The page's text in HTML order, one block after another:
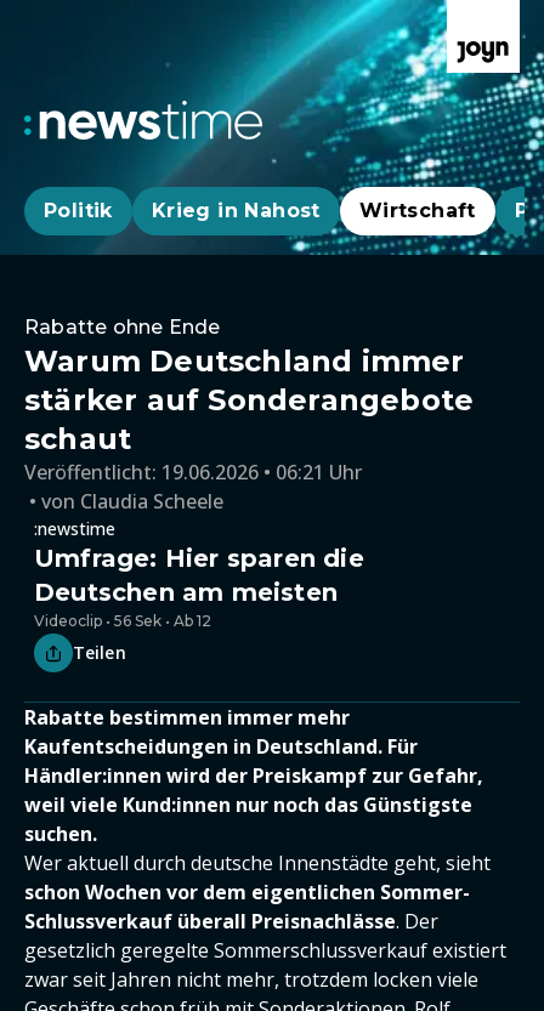
Politik Krieg in Nahost Wirtschaft
Rabatte ohne Ende
Warum Deutschland immer
stärker auf Sonderangebote
schaut
Veröffentlicht: 19.06.2026 • 06:21 Uhr
von Claudia Scheele
:newstime
Umfrage: Hier sparen die
Deutschen am meisten
Videoclip • 56 Sek • Ab 12
Teilen
Rabatte bestimmen immer mehr
Kaufentscheidungen in Deutschland. Für
Händler:innen wird der Preiskampf zur Gefahr,
weil viele Kund:innen nur noch das Günstigste
suchen.
Wer aktuell durch deutsche Innenstädte geht, sieht
schon Wochen vor dem eigentlichen Sommer-
Schlussverkauf überall Preisnachlässe. Der
gesetzlich geregelte Sommerschlussverkauf existiert
zwar seit Jahren nicht mehr, trotzdem locken viele